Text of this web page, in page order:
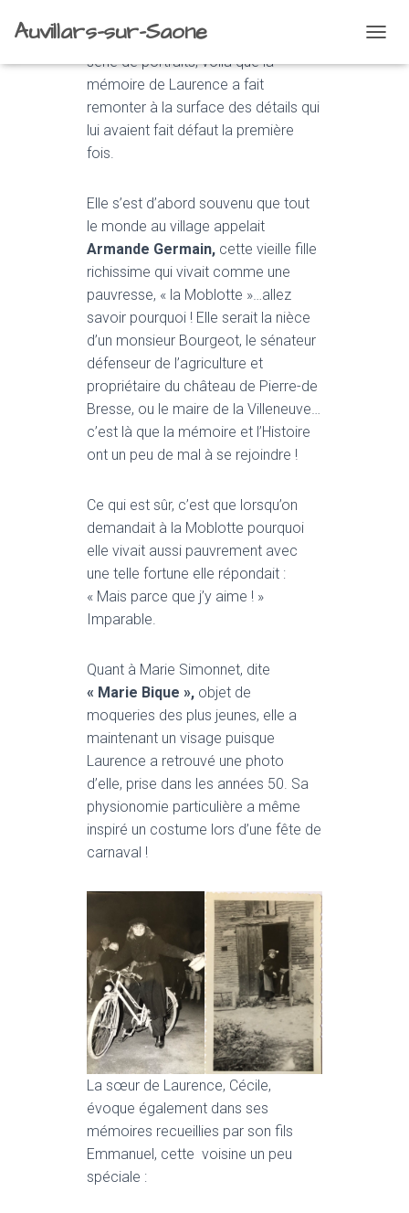
Auvillars-sur-Saone
U
Après avoir publié une première
série de portraits, voilà que la
mémoire de Laurence a fait
remonter à la surface des détails qui
lui avaient fait défaut la première
fois.
Elle s’est d’abord souvenu que tout
le monde au village appelait
Armande Germain, cette vieille fille
richissime qui vivait comme une
pauvresse, « la Moblotte »…allez
savoir pourquoi ! Elle serait la nièce
d’un monsieur Bourgeot, le sénateur
défenseur de l’agriculture et
propriétaire du château de Pierre-de
Bresse, ou le maire de la Villeneuve…
c’est là que la mémoire et l’Histoire
ont un peu de mal à se rejoindre !
Ce qui est sûr, c’est que lorsqu’on
demandait à la Moblotte pourquoi
elle vivait aussi pauvrement avec
une telle fortune elle répondait :
« Mais parce que j’y aime ! »
Imparable.
Quant à Marie Simonnet, dite
« Marie Bique », objet de
moqueries des plus jeunes, elle a
maintenant un visage puisque
Laurence a retrouvé une photo
d’elle, prise dans les années 50. Sa
physionomie particulière a même
inspiré un costume lors d’une fête de
carnaval !
La sœur de Laurence, Cécile,
évoque également dans ses
mémoires recueillies par son fils
Emmanuel, cette voisine un peu
spéciale :